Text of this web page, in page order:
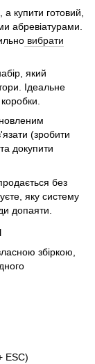
купити готовий,
абревіатурами.
вибрати
який
Ідеальне
(зробити
докупити
без
яку систему
допаяти.
збіркою,
ESC)